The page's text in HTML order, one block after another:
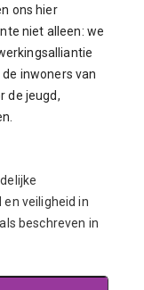
ons hier
niet alleen: we
inwoners van
de jeugd,
veiligheid in
beschreven in